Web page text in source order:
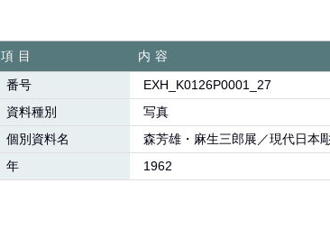
項目
内容
番号
EXH_K0126P0001_27
資料種別
写真
個別資料名
森芳雄・麻生三郎展／現代日
年
1962